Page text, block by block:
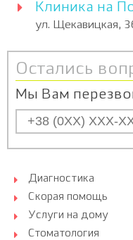
Клиника на
ул. Щекавицкая,
Остались
Мы Вам
Диагностика
Скорая помощь
Услуги на дому
Стоматология